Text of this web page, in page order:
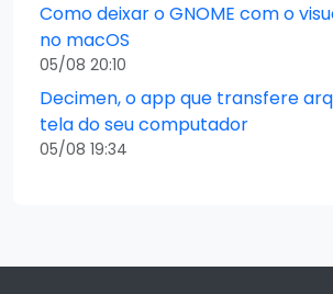
Como deixar o GNOME com o
no macOS
05/08 20:10
Decimen, o app que transfere
tela do seu computador
05/08 19:34